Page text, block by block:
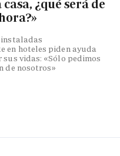
¿qué será de
instaladas
en hoteles piden ayuda
vidas: «Sólo pedimos
de nosotros»